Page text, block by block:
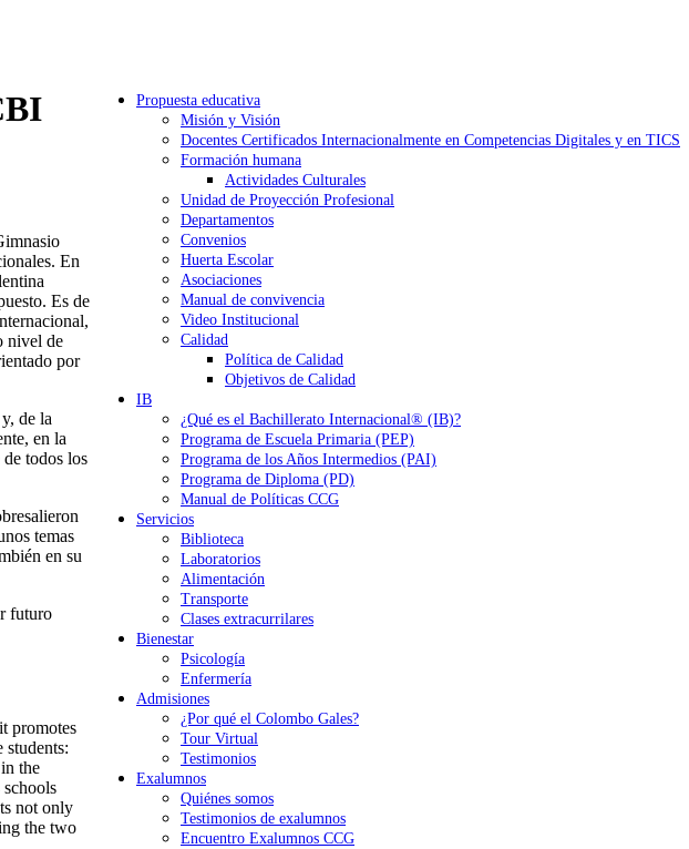
Propuesta educativa
Misión y Visión
Docentes Certificados Internacionalmente en Competencias Digitales y en TICS
Formación humana
Actividades Culturales
Unidad de Proyección Profesional
Departamentos
Convenios
Huerta Escolar
Asociaciones
Manual de convivencia
Video Institucional
Calidad
Política de Calidad
Objetivos de Calidad
IB
¿Qué es el Bachillerato Internacional® (IB)?
Programa de Escuela Primaria (PEP)
Programa de los Años Intermedios (PAI)
Programa de Diploma (PD)
Manual de Políticas CCG
Servicios
Biblioteca
Laboratorios
Alimentación
Transporte
Clases extracurrilares
Bienestar
Psicología
Enfermería
Admisiones
¿Por qué el Colombo Gales?
Tour Virtual
Testimonios
Exalumnos
Quiénes somos
Testimonios de exalumnos
Encuentro Exalumnos CCG
En
Es de
nivel de
por
de la
en la
todos los
temas
en su
futuro
promotes
students:
the
not only
the two